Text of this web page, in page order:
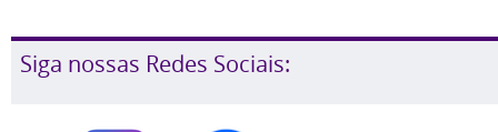
Siga nossas Redes Sociais: